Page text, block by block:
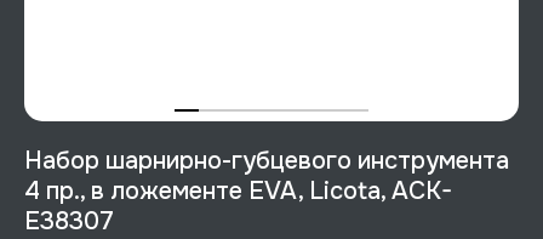
Набор шарнирно-губцевого инструмента
4 пр., в ложементе EVA, Licota, ACK-
E38307